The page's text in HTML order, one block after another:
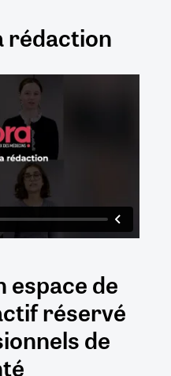
rédaction
espace de
réservé
de